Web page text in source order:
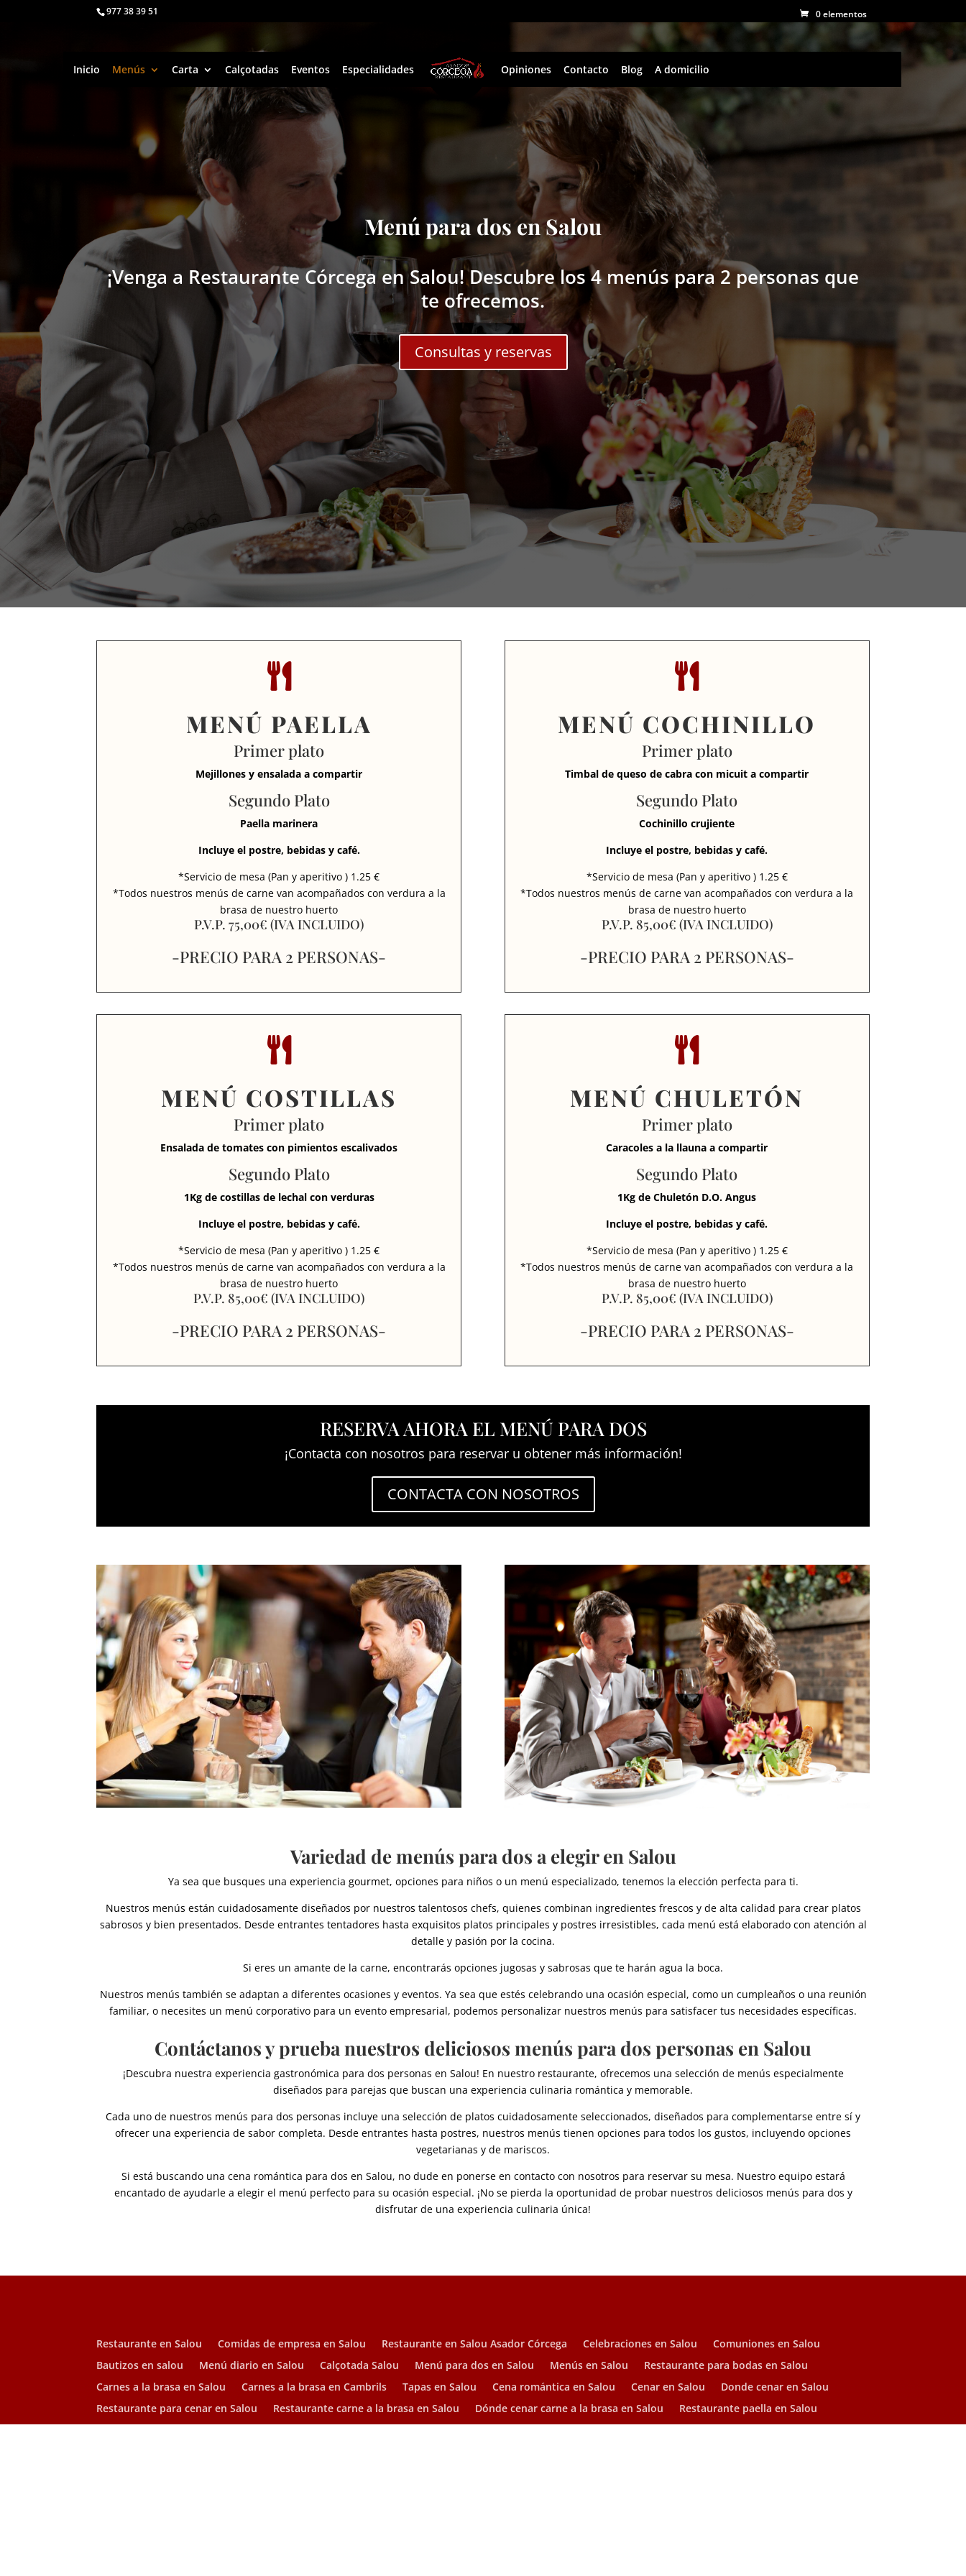
977 38 39 51 0 elementos
Inicio Menús Carta Calçotadas Eventos Especialidades Opiniones Contacto Blog A domicilio
Menú para dos en Salou
¡Venga a Restaurante Córcega en Salou! Descubre los 4 menús para 2 personas que
te ofrecemos.
Consultas y reservas

MENÚ PAELLA
Primer plato
Mejillones y ensalada a compartir
Segundo Plato
Paella marinera
Incluye el postre, bebidas y café.
*Servicio de mesa (Pan y aperitivo ) 1.25 €
*Todos nuestros menús de carne van acompañados con verdura a la
brasa de nuestro huerto
P.V.P. 75,00€ (IVA INCLUIDO)
-PRECIO PARA 2 PERSONAS-

MENÚ COSTILLAS
Primer plato
Ensalada de tomates con pimientos escalivados
Segundo Plato
1Kg de costillas de lechal con verduras
Incluye el postre, bebidas y café.
*Servicio de mesa (Pan y aperitivo ) 1.25 €
*Todos nuestros menús de carne van acompañados con verdura a la
brasa de nuestro huerto
P.V.P. 85,00€ (IVA INCLUIDO)
-PRECIO PARA 2 PERSONAS-

MENÚ COCHINILLO
Primer plato
Timbal de queso de cabra con micuit a compartir
Segundo Plato
Cochinillo crujiente
Incluye el postre, bebidas y café.
*Servicio de mesa (Pan y aperitivo ) 1.25 €
*Todos nuestros menús de carne van acompañados con verdura a la
brasa de nuestro huerto
P.V.P. 85,00€ (IVA INCLUIDO)
-PRECIO PARA 2 PERSONAS-

MENÚ CHULETÓN
Primer plato
Caracoles a la llauna a compartir
Segundo Plato
1Kg de Chuletón D.O. Angus
Incluye el postre, bebidas y café.
*Servicio de mesa (Pan y aperitivo ) 1.25 €
*Todos nuestros menús de carne van acompañados con verdura a la
brasa de nuestro huerto
P.V.P. 85,00€ (IVA INCLUIDO)
-PRECIO PARA 2 PERSONAS-
RESERVA AHORA EL MENÚ PARA DOS
¡Contacta con nosotros para reservar u obtener más información!
CONTACTA CON NOSOTROS
Variedad de menús para dos a elegir en Salou
Ya sea que busques una experiencia gourmet, opciones para niños o un menú especializado, tenemos la elección perfecta para ti.
Nuestros menús están cuidadosamente diseñados por nuestros talentosos chefs, quienes combinan ingredientes frescos y de alta calidad para crear platos
sabrosos y bien presentados. Desde entrantes tentadores hasta exquisitos platos principales y postres irresistibles, cada menú está elaborado con atención al
detalle y pasión por la cocina.
Si eres un amante de la carne, encontrarás opciones jugosas y sabrosas que te harán agua la boca.
Nuestros menús también se adaptan a diferentes ocasiones y eventos. Ya sea que estés celebrando una ocasión especial, como un cumpleaños o una reunión
familiar, o necesites un menú corporativo para un evento empresarial, podemos personalizar nuestros menús para satisfacer tus necesidades específicas.
Contáctanos y prueba nuestros deliciosos menús para dos personas en Salou
¡Descubra nuestra experiencia gastronómica para dos personas en Salou! En nuestro restaurante, ofrecemos una selección de menús especialmente
diseñados para parejas que buscan una experiencia culinaria romántica y memorable.
Cada uno de nuestros menús para dos personas incluye una selección de platos cuidadosamente seleccionados, diseñados para complementarse entre sí y
ofrecer una experiencia de sabor completa. Desde entrantes hasta postres, nuestros menús tienen opciones para todos los gustos, incluyendo opciones
vegetarianas y de mariscos.
Si está buscando una cena romántica para dos en Salou, no dude en ponerse en contacto con nosotros para reservar su mesa. Nuestro equipo estará
encantado de ayudarle a elegir el menú perfecto para su ocasión especial. ¡No se pierda la oportunidad de probar nuestros deliciosos menús para dos y
disfrutar de una experiencia culinaria única!
Restaurante en Salou Comidas de empresa en Salou Restaurante en Salou Asador Córcega Celebraciones en Salou
Comuniones en Salou
Bautizos en salou
Menú diario en Salou Calçotada Salou Menú para dos en Salou Menús en Salou
Restaurante para bodas en Salou
Carnes a la brasa en Salou
Carnes a la brasa en Cambrils Tapas en Salou Cena romántica en Salou Cenar en Salou
Donde cenar en Salou
Restaurante para cenar en Salou
Restaurante carne a la brasa en Salou Dónde cenar carne a la brasa en Salou
Restaurante paella en Salou